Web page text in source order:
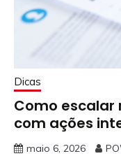
Dicas
Como escalar
com ações
maio 6, 2026